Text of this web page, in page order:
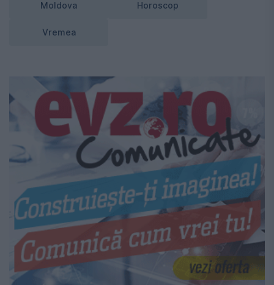
Moldova Horoscop
Vremea